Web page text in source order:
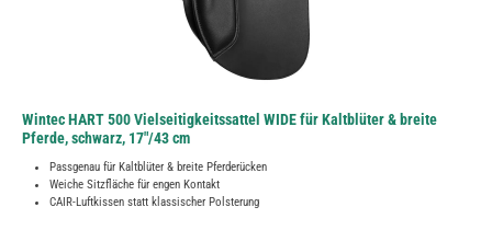
Wintec HART 500 Vielseitigkeitssattel WIDE für Kaltblüter & breite
Pferde, schwarz, 17"/43 cm
Passgenau für Kaltblüter & breite Pferderücken
Weiche Sitzfläche für engen Kontakt
CAIR-Luftkissen statt klassischer Polsterung